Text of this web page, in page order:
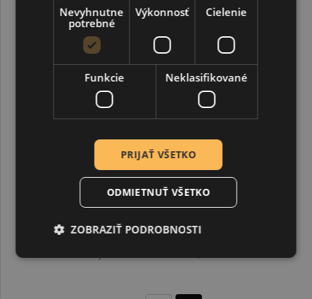
Acrylcolor metallic 150 ml, 117 Silver
Nevyhnutne
potrebné
Výkonnosť Cielenie
Funkcie Neklasifikované
PRIJAŤ VŠETKO
ODMIETNUŤ VŠETKO
ZOBRAZIŤ PODROBNOSTI